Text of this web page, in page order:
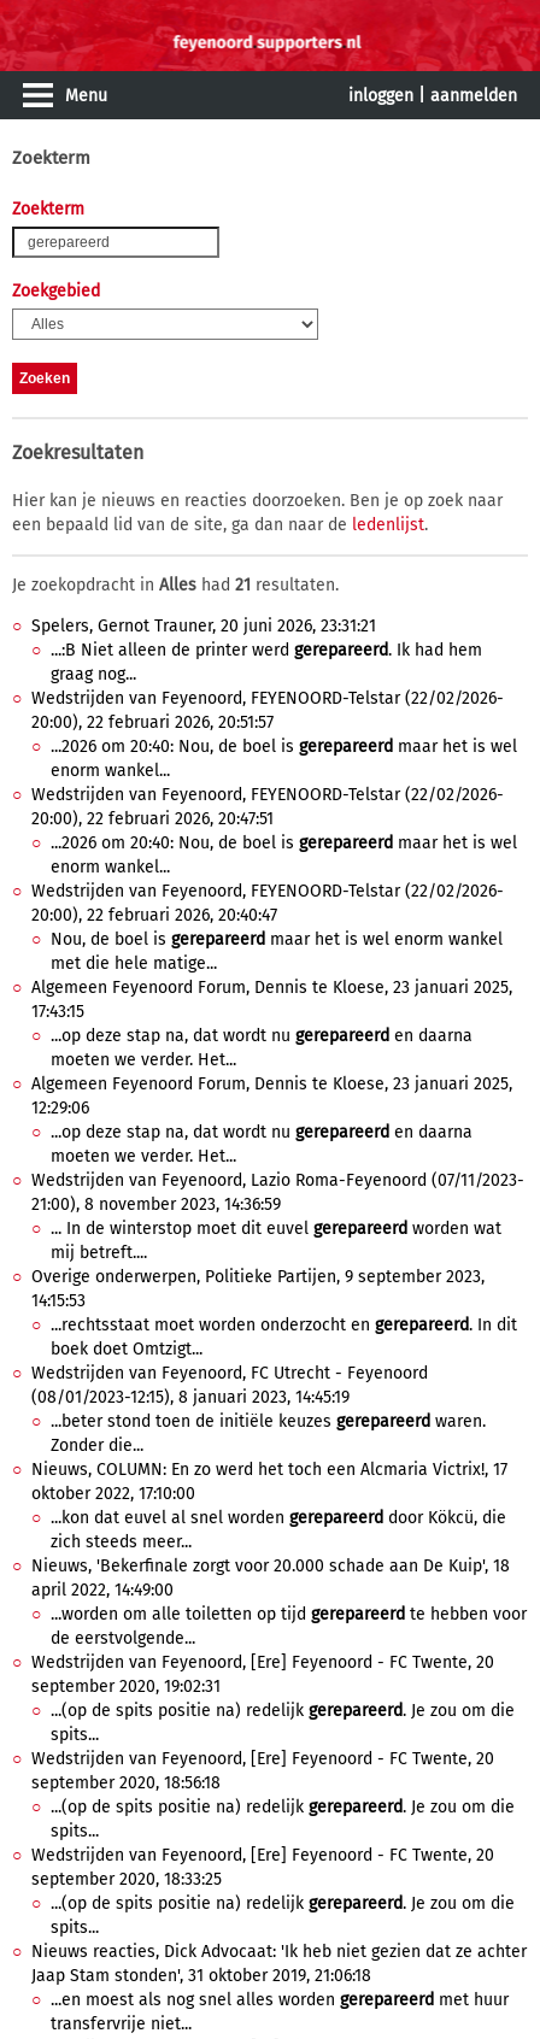
Menu inloggen aanmelden
Zoekterm
Zoekterm
Zoekgebied
Zoekresultaten
Hier kan je nieuws en reacties doorzoeken. Ben je op zoek naar
een bepaald lid van de site, ga dan naar de ledenlijst.
Je zoekopdracht in Alles had 21 resultaten.
Spelers, Gernot Trauner, 20 juni 2026, 23:31:21
...:B Niet alleen de printer werd gerepareerd. Ik had hem
graag nog...
Wedstrijden van Feyenoord, FEYENOORD-Telstar (22/02/2026-
20:00), 22 februari 2026, 20:51:57
...2026 om 20:40: Nou, de boel is gerepareerd maar het is wel
enorm wankel...
Wedstrijden van Feyenoord, FEYENOORD-Telstar (22/02/2026-
20:00), 22 februari 2026, 20:47:51
...2026 om 20:40: Nou, de boel is gerepareerd maar het is wel
enorm wankel...
Wedstrijden van Feyenoord, FEYENOORD-Telstar (22/02/2026-
20:00), 22 februari 2026, 20:40:47
Nou, de boel is gerepareerd maar het is wel enorm wankel
met die hele matige...
Algemeen Feyenoord Forum, Dennis te Kloese, 23 januari 2025,
17:43:15
...op deze stap na, dat wordt nu gerepareerd en daarna
moeten we verder. Het...
Algemeen Feyenoord Forum, Dennis te Kloese, 23 januari 2025,
12:29:06
...op deze stap na, dat wordt nu gerepareerd en daarna
moeten we verder. Het...
Wedstrijden van Feyenoord, Lazio Roma-Feyenoord (07/11/2023-
21:00), 8 november 2023, 14:36:59
... In de winterstop moet dit euvel gerepareerd worden wat
mij betreft....
Overige onderwerpen, Politieke Partijen, 9 september 2023,
14:15:53
...rechtsstaat moet worden onderzocht en gerepareerd. In dit
boek doet Omtzigt...
Wedstrijden van Feyenoord, FC Utrecht - Feyenoord
(08/01/2023-12:15), 8 januari 2023, 14:45:19
...beter stond toen de initiële keuzes gerepareerd waren.
Zonder die...
Nieuws, COLUMN: En zo werd het toch een Alcmaria Victrix!, 17
oktober 2022, 17:10:00
...kon dat euvel al snel worden gerepareerd door Kökcü, die
zich steeds meer...
Nieuws, 'Bekerfinale zorgt voor 20.000 schade aan De Kuip', 18
april 2022, 14:49:00
...worden om alle toiletten op tijd gerepareerd te hebben voor
de eerstvolgende...
Wedstrijden van Feyenoord, [Ere] Feyenoord - FC Twente, 20
september 2020, 19:02:31
...(op de spits positie na) redelijk gerepareerd. Je zou om die
spits...
Wedstrijden van Feyenoord, [Ere] Feyenoord - FC Twente, 20
september 2020, 18:56:18
...(op de spits positie na) redelijk gerepareerd. Je zou om die
spits...
Wedstrijden van Feyenoord, [Ere] Feyenoord - FC Twente, 20
september 2020, 18:33:25
...(op de spits positie na) redelijk gerepareerd. Je zou om die
spits...
Nieuws reacties, Dick Advocaat: 'Ik heb niet gezien dat ze achter
Jaap Stam stonden', 31 oktober 2019, 21:06:18
...en moest als nog snel alles worden gerepareerd met huur
transfervrije niet...